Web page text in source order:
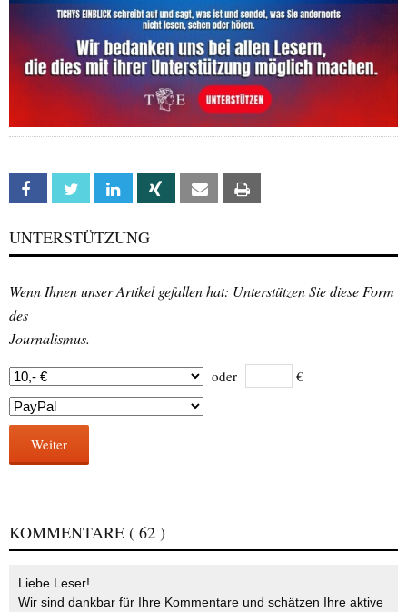
Facebook Twitter Linkedin Xing Email
UNTERSTÜTZUNG
Wenn Ihnen unser Artikel gefallen hat: Unterstützen Sie diese Form
des
Journalismus.
oder €
Weiter
KOMMENTARE ( 62 )
Liebe Leser!
Wir sind dankbar für Ihre Kommentare und schätzen Ihre aktive